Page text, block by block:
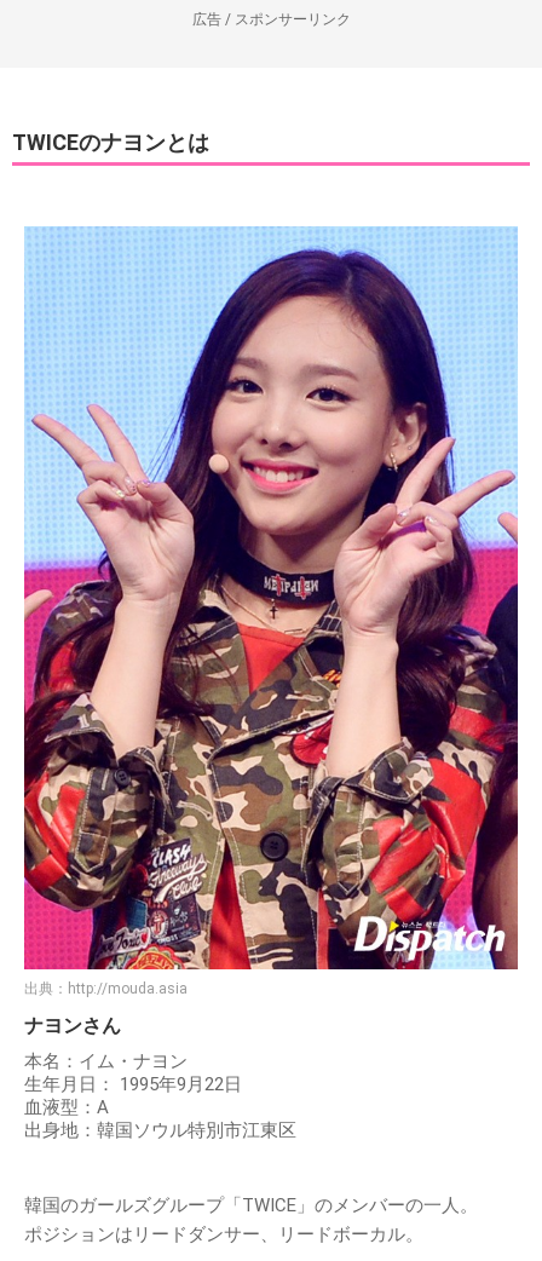
広告 / スポンサーリンク
TWICEのナヨンとは
出典： http://mouda.asia
ナヨンさん
本名：イム・ナヨン
生年月日： 1995年9月22日
血液型：A
出身地：韓国ソウル特別市江東区
韓国のガールズグループ「TWICE」のメンバーの一人。
ポジションはリードダンサー、リードボーカル。